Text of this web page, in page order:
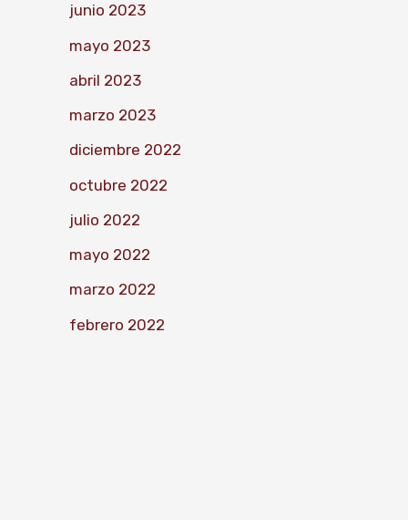
junio 2023
mayo 2023
abril 2023
marzo 2023
diciembre 2022
octubre 2022
julio 2022
mayo 2022
marzo 2022
febrero 2022